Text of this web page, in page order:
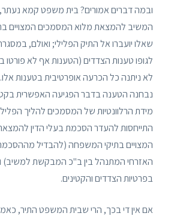
ובמה דברים אמורים? בית משפט קמא
המשיב להמצאת מלוא המסמכים המצויים
שאלו יועברו אל התיק הפלילי; ואולם,
לגופו טענות הצדדים (הטענות אף לא
לא ניתנה כל הכרעה אופרטיבית בטענות
נבחנה הטענה בדבר הפגיעה האפשרית
מידת הרלוונטיות של המסמכים להליך
התייחסות להעדר הסכמת בעלי הדין
המצויים בתיקי המשפחה (להבדיל
האזרחי המתנהל בין ב"כ המבקשת למשיב)
בפרטיות הצדדים והקטינים.
אם אין די בכך, הרי שבית המשפט התיר,